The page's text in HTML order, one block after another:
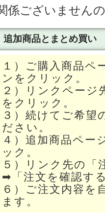
係ございません
追加商品とまとめ買い
１）ご購入商品ペ
ンをクリック。
２）リンクページ
をクリック。
３）続けてご希望
ださい。
４）追加商品ペー
ック。
５）リンク先の「
➡「注文を確認す
６）ご注文内容を
ます。